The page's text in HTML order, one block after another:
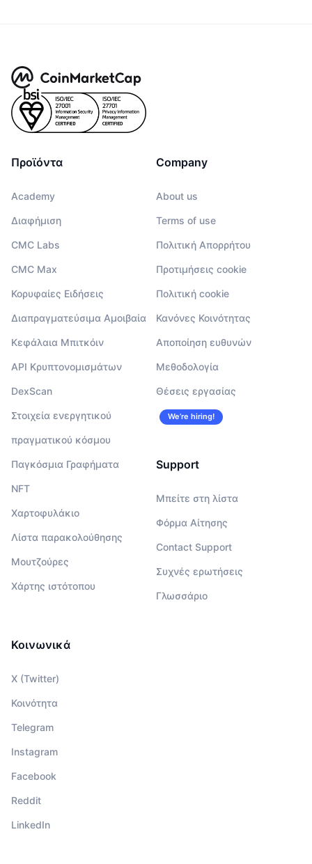
Προϊόντα
Academy
Διαφήμιση
CMC Labs
CMC Max
Κορυφαίες Ειδήσεις
Διαπραγματεύσιμα Αμοιβαία
Κεφάλαια Μπιτκόιν
API Κρυπτονομισμάτων
DexScan
Στοιχεία ενεργητικού
πραγματικού κόσμου
Παγκόσμια Γραφήματα
NFT
Χαρτοφυλάκιο
Λίστα παρακολούθησης
Μουτζούρες
Χάρτης ιστότοπου
Company
About us
Terms of use
Πολιτική Απορρήτου
Προτιμήσεις cookie
Πολιτική cookie
Κανόνες Κοινότητας
Αποποίηση ευθυνών
Μεθοδολογία
Θέσεις εργασίας
We’re hiring!
Support
Μπείτε στη λίστα
Φόρμα Αίτησης
Contact Support
Συχνές ερωτήσεις
Γλωσσάριο
Κοινωνικά
X (Twitter)
Κοινότητα
Telegram
Instagram
Facebook
Reddit
LinkedIn